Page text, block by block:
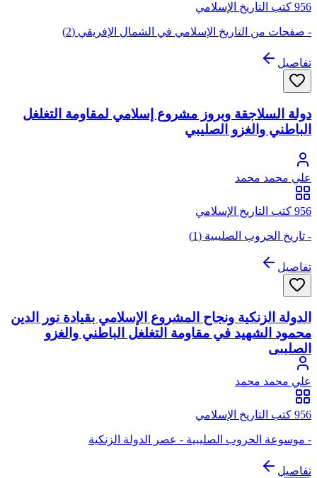
956 كتب التاريخ الإسلامي
- صفحات من التاريخ الإسلامي في الشمال الإفريقي (2)
تفاصيل
دولة السلاجقة وبروز مشروع إسلامي لمقاومة التغلغل
الباطني والغزو الصليبي
علي محمد محمد
956 كتب التاريخ الإسلامي
- تاريخ الحروب الصليبية (1)
تفاصيل
الدولة الزنكية ونجاح المشروع الإسلامي بقيادة نور الدين
محمود الشهيد في مقاومة التغلغل الباطني والغزو
الصليبي
علي محمد محمد
956 كتب التاريخ الإسلامي
- موسوعة الحروب الصليبية - عصر الدولة الزنكية
تفاصيل